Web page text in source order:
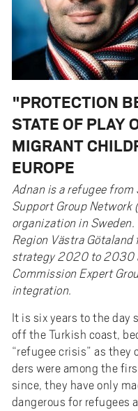
"PROTECTION
STATE OF PLAY
MIGRANT
EUROPE
Adnan is a refugee
Support Group Network
organization in
Region Västra
strategy 2020 to 2030
Commission Expert
integration.
It is six years to the
off the Turkish coast,
“refugee crisis” as they
ders were among the
since, they have only
dangerous for refugees